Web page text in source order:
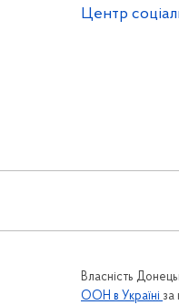
Центр
Власність
ООН в Україні за